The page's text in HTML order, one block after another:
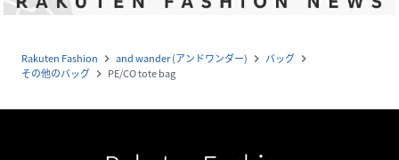
Rakuten Fashion navigate_next and wander (アンドワンダー) navigate_next バッグ navigate_next
その他のバッグ navigate_next PE/CO tote bag